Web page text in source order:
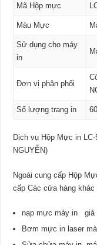
Mã Hộp mực
Màu Mực
Sử dụng cho máy
in
Đơn vị phân phối
Số lượng trang in
Dịch vụ Hộp Mực in
NGUYỄN)
Ngoài cung cấp Hộp
cấp Các cửa hàng khác
nạp mực máy in giá
Bơm mực in laser